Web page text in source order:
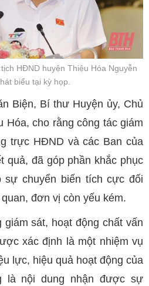
HĐND huyện Thiệu Hóa Nguyễn
biểu tại kỳ họp.
Biện, Bí thư Huyện ủy, Chủ
Hóa, cho rằng công tác giám
trực HĐND và các Ban của
quả, đã góp phần khắc phục
sự chuyển biến tích cực đối
đơn vị còn yếu kém.
giám sát, hoạt động chất vấn
xác định là một nhiệm vụ
lực, hiệu quả hoạt động của
là nội dung nhận được sự